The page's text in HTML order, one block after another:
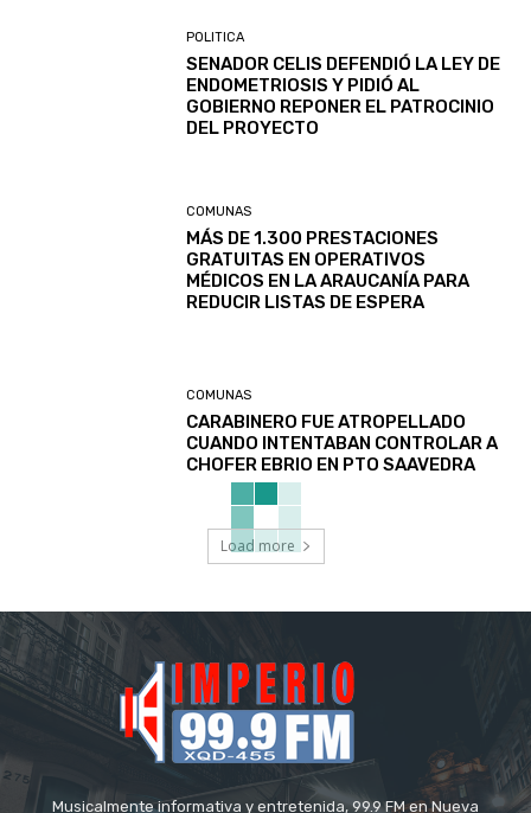
POLITICA
SENADOR CELIS DEFENDIÓ LA LEY DE
ENDOMETRIOSIS Y PIDIÓ AL
GOBIERNO REPONER EL PATROCINIO
DEL PROYECTO
COMUNAS
MÁS DE 1.300 PRESTACIONES
GRATUITAS EN OPERATIVOS
MÉDICOS EN LA ARAUCANÍA PARA
REDUCIR LISTAS DE ESPERA
COMUNAS
CARABINERO FUE ATROPELLADO
CUANDO INTENTABAN CONTROLAR A
CHOFER EBRIO EN PTO SAAVEDRA
Load more
Musicalmente informativa y entretenida, 99.9 FM en Nueva